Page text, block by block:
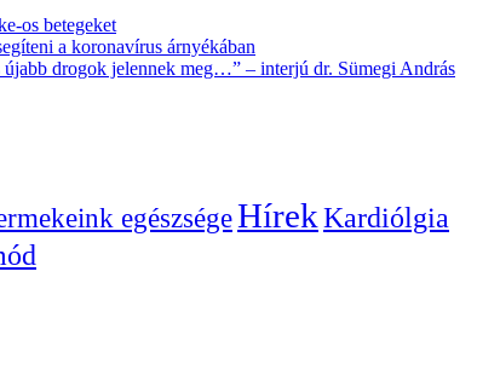
os betegeket
a koronavírus árnyékában
újabb drogok jelennek meg…” – interjú dr. Sümegi András
egészségeHírekKardiólgia